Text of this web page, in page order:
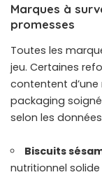
Marques à
promesses
Toutes les
jeu. Certaines
contentent
packaging
selon les
Biscuits
nutritionnel solide